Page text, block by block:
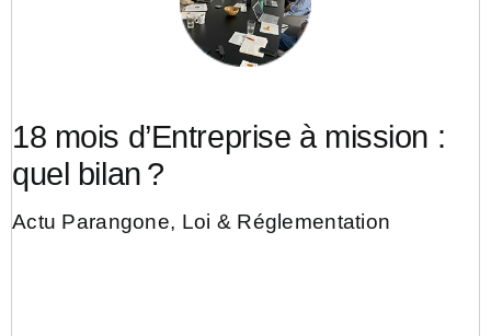
18 mois d’Entreprise à mission :
quel bilan ?
Actu Parangone, Loi & Réglementation